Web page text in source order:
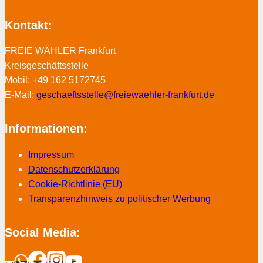
Kontakt:
FREIE WÄHLER Frankfurt
Kreisgeschäftsstelle
Mobil: +49 162 5172745
E-Mail: geschaeftsstelle@freiewaehler-frankfurt.de
Informationen:
Impressum
Datenschutzerklärung
Cookie-Richtlinie (EU)
Transparenzhinweis zu politischer Werbung
Social Media: